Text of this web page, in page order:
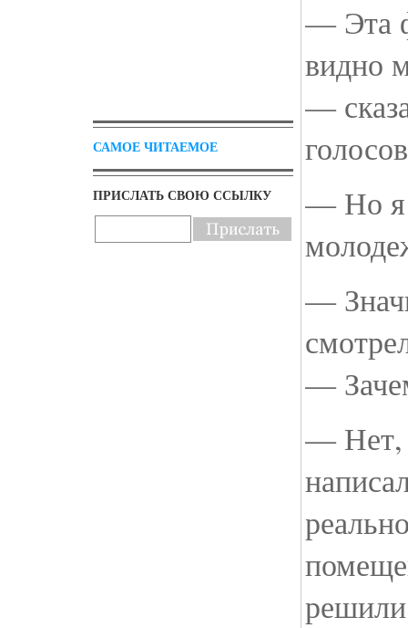
САМОЕ ЧИТАЕМОЕ
ПРИСЛАТЬ СВОЮ ССЫЛКУ
— Эта
видно
—
— Но я
—
—
— Нет,